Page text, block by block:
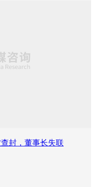
封，董事长失联